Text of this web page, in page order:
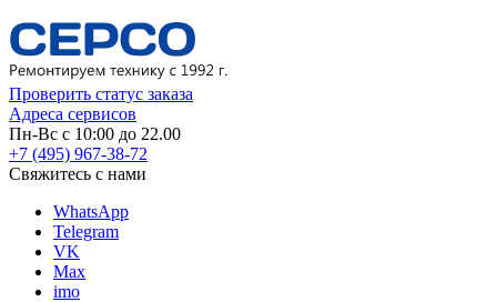
Проверить статус заказа
Адреса сервисов
Пн-Вс с 10:00 до 22.00
+7 (495) 967-38-72
Свяжитесь с нами
WhatsApp
Telegram
VK
Max
imo